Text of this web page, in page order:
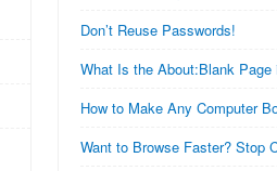
Don’t Reuse Passwords!
What Is the About:Blank Page
How to Make Any Computer
Want to Browse Faster? Stop